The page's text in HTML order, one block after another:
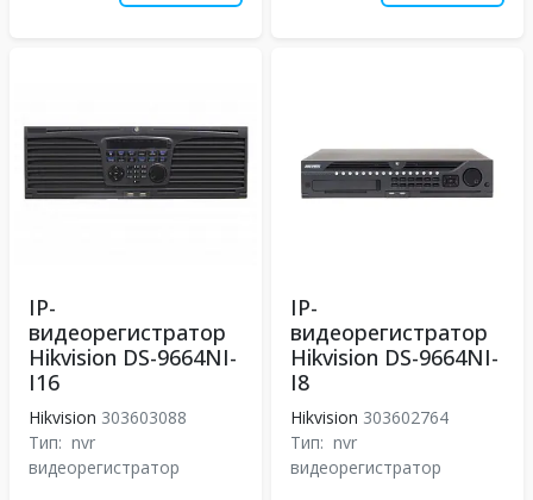
IP-
видеорегистратор
Hikvision DS-9664NI-
I16
Hikvision 303603088
Тип: nvr
видеорегистратор
IP-
видеорегистратор
Hikvision DS-9664NI-
I8
Hikvision 303602764
Тип: nvr
видеорегистратор